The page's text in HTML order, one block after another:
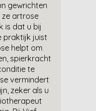
gewrichten
ze artrose
is dat u bij
praktijk juist
helpt om
spierkracht
te
vermindert
zeker als u